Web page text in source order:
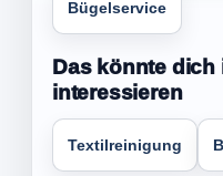
Bügelservice
Das könnte dich
interessieren
Textilreinigung